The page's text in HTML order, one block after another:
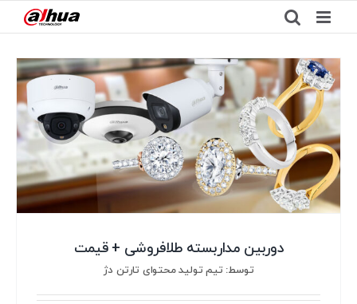
to
content
دوربین مداربسته طلافروشی + قیمت
توسط: تیم تولید محتوای تارتن دژ